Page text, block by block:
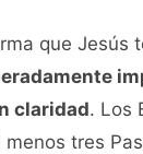
que Jesús
claridad. Los
tres